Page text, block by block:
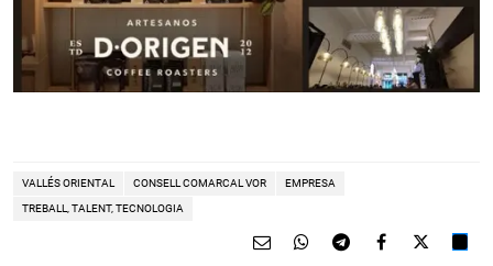
VALLÉS ORIENTAL CONSELL COMARCAL VOR EMPRESA
TREBALL, TALENT, TECNOLOGIA